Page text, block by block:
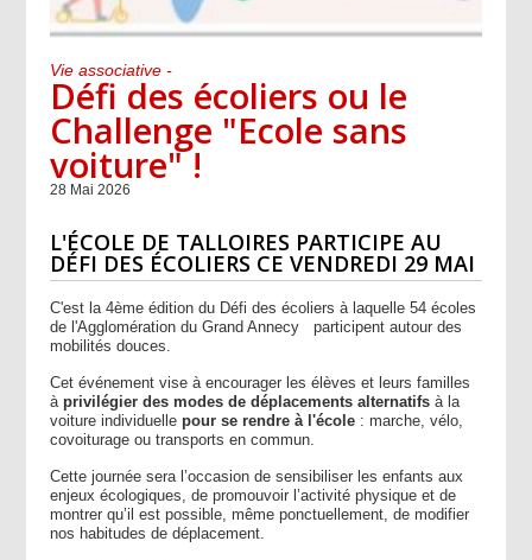
Vie associative -
Défi des écoliers ou le
Challenge "Ecole sans
voiture" !
28 Mai 2026
L'ÉCOLE DE TALLOIRES PARTICIPE AU
DÉFI DES ÉCOLIERS CE VENDREDI 29 MAI
C'est la 4ème édition du Défi des écoliers à laquelle 54 écoles
de l'Agglomération du Grand Annecy participent autour des
mobilités douces.
Cet événement vise à encourager les élèves et leurs familles
àprivilégier des modes de déplacements alternatifs à la
voiture individuellepour se rendre à l'école : marche, vélo,
covoiturage ou transports en commun.
Cette journée sera l’occasion de sensibiliser les enfants aux
enjeux écologiques, de promouvoir l’activité physique et de
montrer qu’il est possible, même ponctuellement, de modifier
nos habitudes de déplacement.